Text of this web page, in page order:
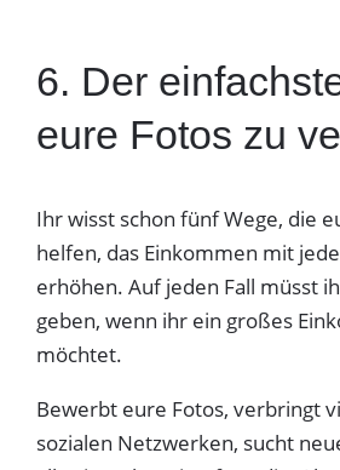
6. Der
eure Fotos zu
Ihr wisst schon fünf Wege, die
helfen, das Einkommen mit
erhöhen. Auf jeden Fall müsst
geben, wenn ihr ein großes
möchtet.
Bewerbt eure Fotos, verbringt
sozialen Netzwerken, sucht